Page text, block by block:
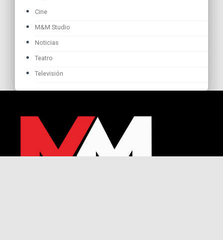
Cine
M&M Studio
Noticias
Teatro
Televisión